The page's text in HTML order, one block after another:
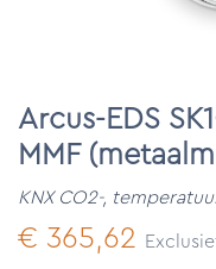
Arcus-EDS
MMF
KNX CO2-,
€ 365,62